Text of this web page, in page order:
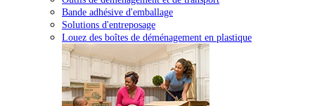
Bande adhésive d'emballage
Solutions d'entreposage
Louez des boîtes de déménagement en plastique